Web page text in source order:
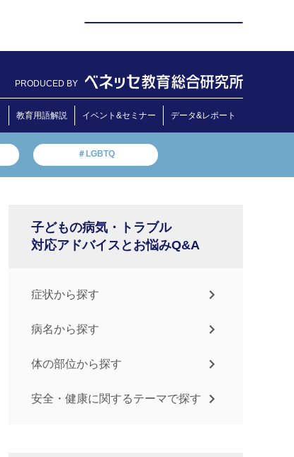
PRODUCED BY
教育用語解説 イベント&セミナー データ&レポート
＃LGBTQ
子どもの病気・トラブル
対応アドバイスとお悩みQ&A
症状から探す
病名から探す
体の部位から探す
安全・健康に関するテーマで探す